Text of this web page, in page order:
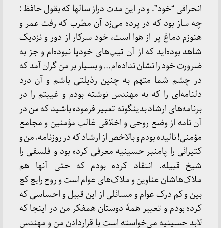
انحرافی “خود”. و در این مدت دراز سالها که بقول حافظ :
چه ساز بود که در پرده می‌زد آن مطرب که رفت عمر و
هنوزم دماغ پر از هوا است، خود سرکار از دور و نزدیک
شاهد بوده‌اید که از آن تیپ‌های خودپا نبوده‌ام و جز به
ضرورت خود را نشان نداده‌ام … و بسیار بر من گران آمد که
در چشم شما متهم به چنین رذیلتی باشم و آن درد
دلنامه‌ای را که به مهندس نوشته بودم و غیبتم را در
برنامه‌های ارشاد بدینگونه تعبیر فرموده باشید که من در
آن نامه از وضع روحی و اخلاقی غالب مؤمنین و مجامع
مؤمنی! نالیده بودم و بالاخص از ارشاد که در روزنامه، من و
کتیرائی را پامنبر حسینیه معرفی کرده بود و فلسفی را
شیخ قبیله. انتقاد کرده بودم که حتی آنها هم
ملاک‌هاشان عناوین و ملاک‌های عوام است و روح رایج کج
بین و کم درک عوام و مسائلی از این قبیل و احساسی که
کرده بودم و تعبیر همۀ دوستان همفکر من در اینجا که
لابد حسینیه می‌خواسته است با قراردادن من و مهندس